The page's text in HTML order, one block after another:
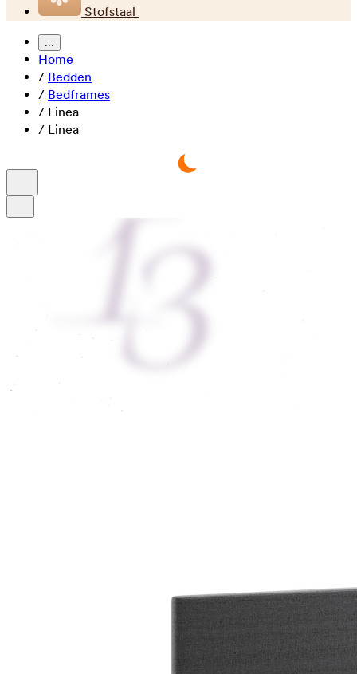
Stofstaal
...
Home
/ Bedden
/ Bedframes
/ Linea
/ Linea